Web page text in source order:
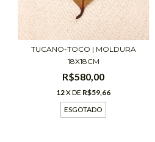
TUCANO-TOCO | MOLDURA
18X18CM
R$580,00
12X DE R$59,66
ESGOTADO